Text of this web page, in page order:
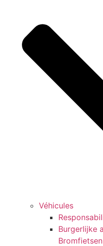
Véhicules
Burgerlijke
Bromfietsen